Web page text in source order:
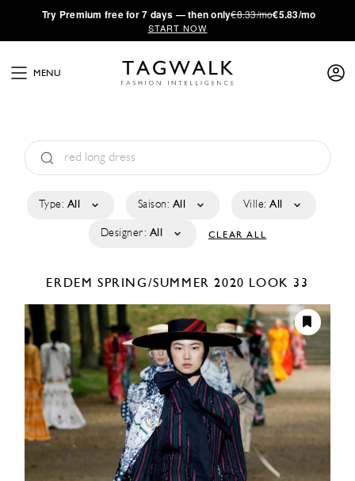
·Try Premium free for 7 days — then only€8.33/mo€5.83/mo
START NOW
MENU
Type: All Saison: All Ville: All
Designer: All CLEAR ALL
ERDEM SPRING/SUMMER 2020 LOOK 33